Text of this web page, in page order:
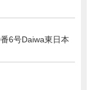
6号Daiwa東日本